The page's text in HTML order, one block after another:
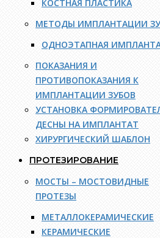
КОСТНАЯ ПЛАСТИКА
МЕТОДЫ ИМПЛАНТАЦИИ
ОДНОЭТАПНАЯ
ПОКАЗАНИЯ И
ПРОТИВОПОКАЗАНИЯ К
ИМПЛАНТАЦИИ ЗУБОВ
УСТАНОВКА
ДЕСНЫ НА ИМПЛАНТАТ
ХИРУРГИЧЕСКИЙ ШАБЛОН
ПРОТЕЗИРОВАНИЕ
МОСТЫ – МОСТОВИДНЫЕ
ПРОТЕЗЫ
МЕТАЛЛОКЕРАМИЧЕСКИЕ
КЕРАМИЧЕСКИЕ